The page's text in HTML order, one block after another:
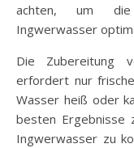
achten, um die
Ingwerwasser
Die Zubereitung
erfordert nur
Wasser heiß oder
besten Ergebnisse
Ingwerwasser zu